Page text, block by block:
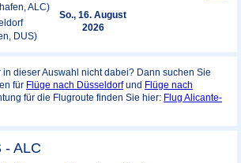
ALC)
DUS)
So., 16. August
2026
dieser Auswahl nicht dabei? Dann suchen Sie
für Flüge nach Düsseldorfund Flüge nach
für die Flugroute finden Sie hier: Flug Alicante-
- ALC